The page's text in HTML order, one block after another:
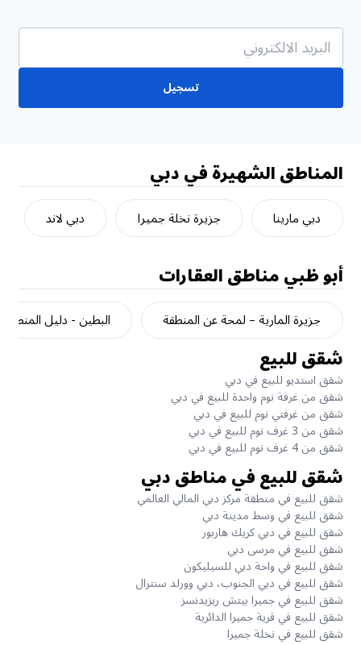
تسجيل
المناطق الشهيرة في دبي
دبي مارينا جزيرة نخلة جميرا دبي لاند
أبو ظبيمناطق العقارات
جزيرة المارية – لمحة عن المنطقة البطين - دليل المنطقة
شقق للبيع
شقق استديو للبيع في دبي
شقق من غرفة نوم واحدة للبيع في دبي
شقق من غرفتي نوم للبيع في دبي
شقق من 3 غرف نوم للبيع في دبي
شقق من 4 غرف نوم للبيع في دبي
شقق للبيع في مناطق دبي
شقق للبيع في منطقة مركز دبي المالي العالمي
شقق للبيع في وسط مدينة دبي
شقق للبيع في دبي كريك هاربور
شقق للبيع في مرسى دبي
شقق للبيع في واحة دبي للسيليكون
شقق للبيع في دبي الجنوب، دبي وورلد سنترال
شقق للبيع في جميرا بيتش ريزيدنسز
شقق للبيع في قرية جميرا الدائرية
شقق للبيع في نخلة جميرا